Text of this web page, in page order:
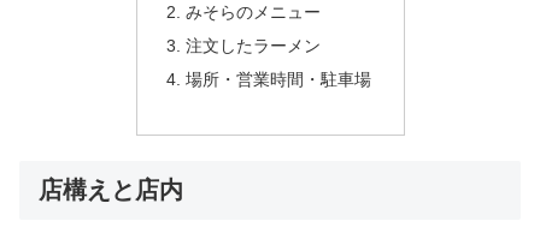
みそらのメニュー
注文したラーメン
場所・営業時間・駐車場
店構えと店内